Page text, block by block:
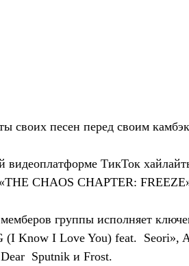
своих песен перед своим
ТикТок
CHAOS CHAPTER:
группы исполняет
(I Know I Love You) feat.  Seori»,
Sputnik и Frost.